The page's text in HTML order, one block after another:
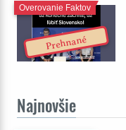
Prehnané
Overovanie Faktov
Najnovšie